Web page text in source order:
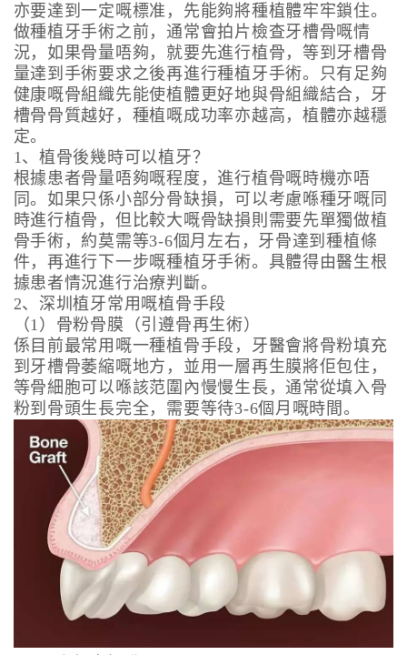
亦要達到一定嘅標准，先能夠將種植體牢牢鎖住。
做種植牙手術之前，通常會拍片檢查牙槽骨嘅情
況，如果骨量唔夠，就要先進行植骨，等到牙槽骨
量達到手術要求之後再進行種植牙手術。只有足夠
健康嘅骨組織先能使植體更好地與骨組織結合，牙
槽骨骨質越好，種植嘅成功率亦越高，植體亦越穩
定。
1、植骨後幾時可以植牙？
根據患者骨量唔夠嘅程度，進行植骨嘅時機亦唔
同。如果只係小部分骨缺損，可以考慮喺種牙嘅同
時進行植骨，但比較大嘅骨缺損則需要先單獨做植
骨手術，約莫需等3-6個月左右，牙骨達到種植條
件，再進行下一步嘅種植牙手術。具體得由醫生根
據患者情況進行治療判斷。
2、深圳植牙常用嘅植骨手段
（1）骨粉骨膜（引遵骨再生術）
係目前最常用嘅一種植骨手段，牙醫會將骨粉填充
到牙槽骨萎縮嘅地方，並用一層再生膜將佢包住，
等骨細胞可以喺該范圍內慢慢生長，通常從填入骨
粉到骨頭生長完全，需要等待3-6個月嘅時間。